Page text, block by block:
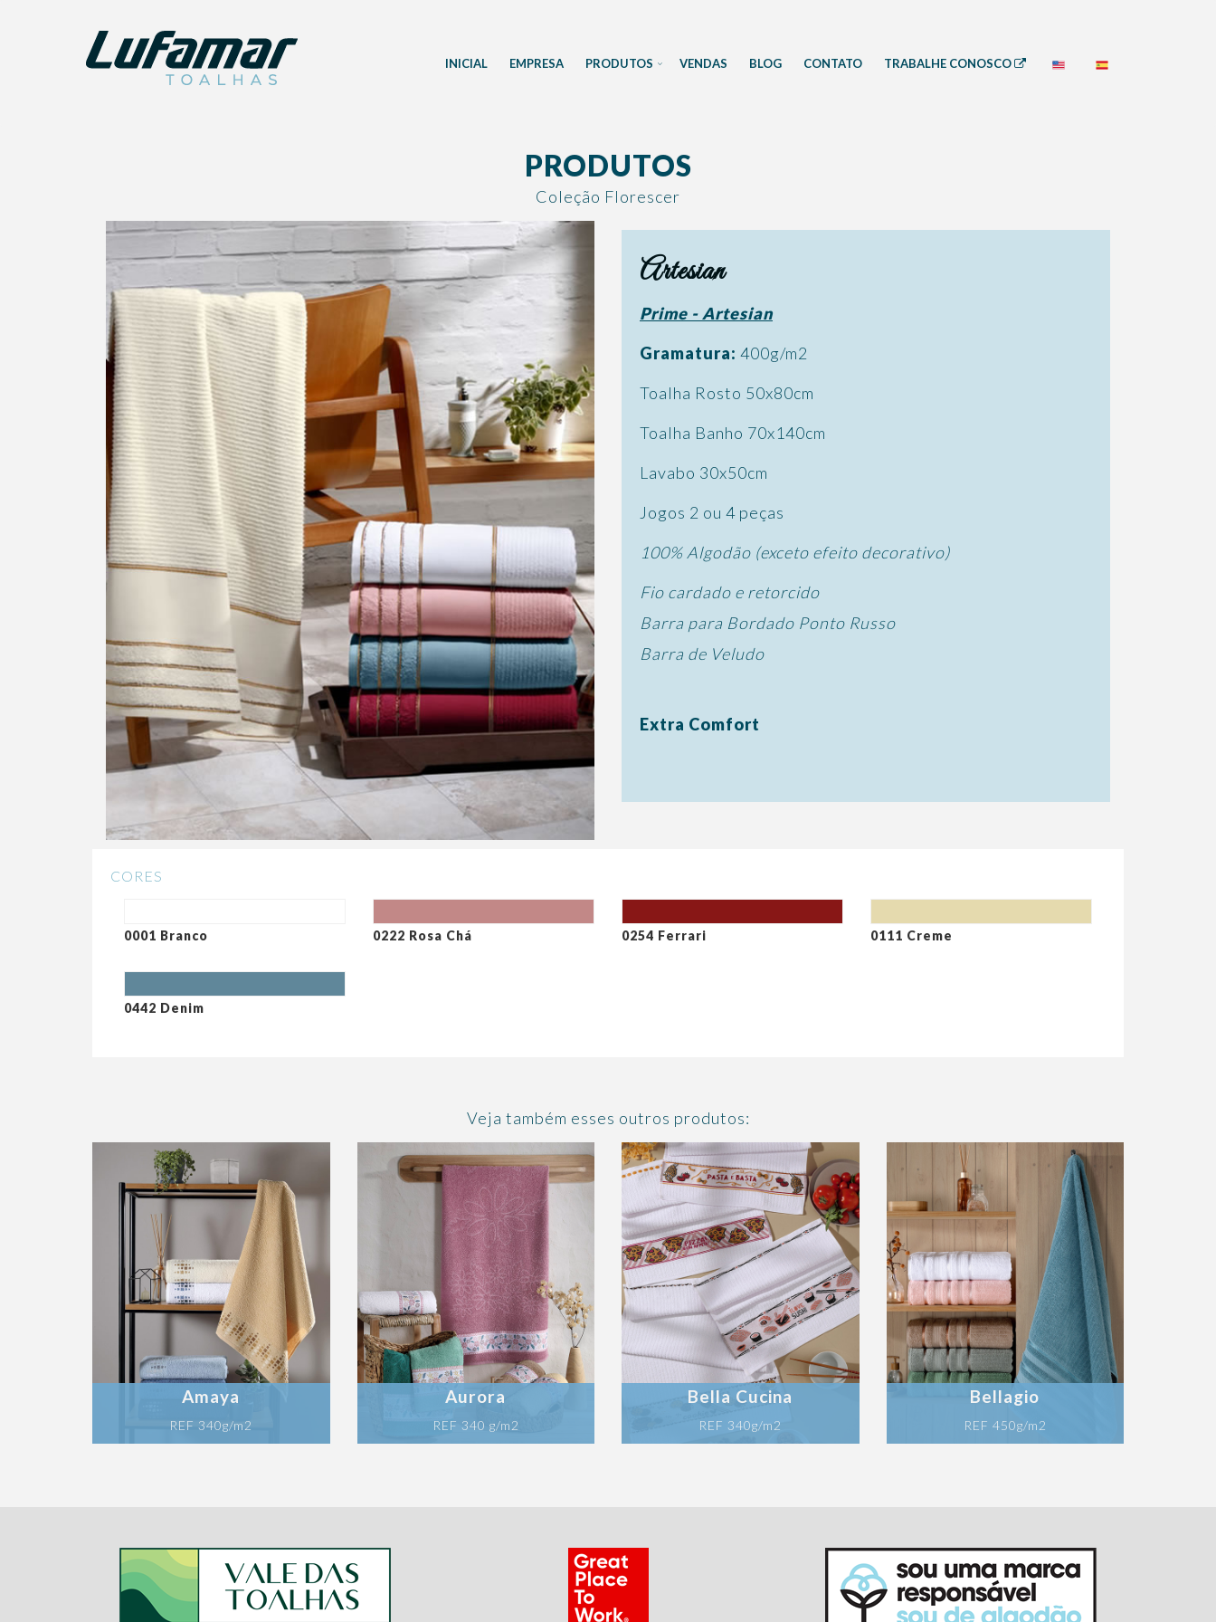
INICIAL EMPRESA PRODUTOS VENDAS BLOG CONTATO TRABALHE CONOSCO
PRODUTOS
Coleção Florescer
Artesian
Prime - Artesian
Gramatura: 400g/m2
Toalha Rosto 50x80cm
Toalha Banho 70x140cm
Lavabo 30x50cm
Jogos 2 ou 4 peças
100% Algodão (exceto efeito decorativo)
Fio cardado e retorcido
Barra para Bordado Ponto Russo
Barra de Veludo
Extra Comfort
CORES
0001 Branco 0222 Rosa Chá 0254 Ferrari 0111 Creme
0442 Denim
Veja também esses outros produtos:
Amaya
REF 340g/m2
Aurora
REF 340 g/m2
Bella Cucina
REF 340g/m2
Bellagio
REF 450g/m2